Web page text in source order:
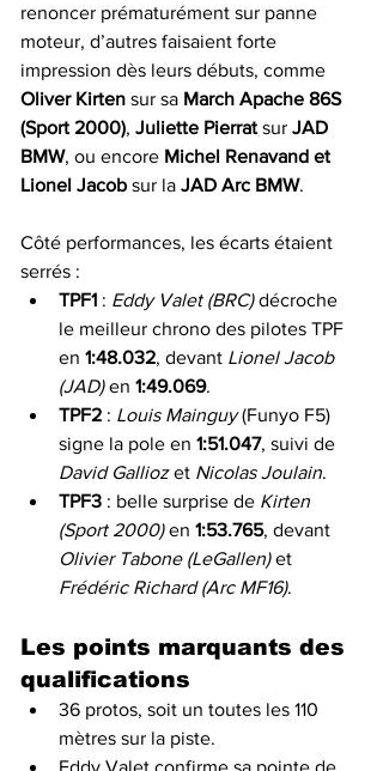
renoncer prématurément sur panne
moteur, d’autres faisaient forte
impression dès leurs débuts, comme
Oliver Kirten sur sa March Apache 86S
(Sport 2000), Juliette Pierrat sur JAD
BMW, ou encore Michel Renavand et
Lionel Jacob sur la JAD Arc BMW.
Côté performances, les écarts étaient
serrés :
TPF1 : Eddy Valet (BRC) décroche
le meilleur chrono des pilotes TPF
en 1:48.032, devant Lionel Jacob
(JAD) en 1:49.069.
TPF2 : Louis Mainguy (Funyo F5)
signe la pole en 1:51.047, suivi de
David Gallioz et Nicolas Joulain.
TPF3 : belle surprise de Kirten
(Sport 2000) en 1:53.765, devant
Olivier Tabone (LeGallen) et
Frédéric Richard (Arc MF16).
Les points marquants des
qualifications
36 protos, soit un toutes les 110
mètres sur la piste.
Eddy Valet confirme sa pointe de